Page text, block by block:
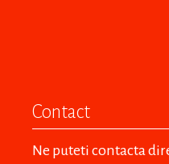
Contact
Ne puteti contacta